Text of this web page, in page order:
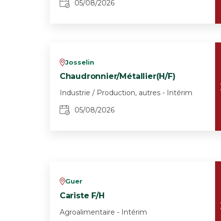
05/08/2026
vJosselin
Chaudronnier/Métallier(H/F)
Industrie / Production, autres - Intérim
05/08/2026
vGuer
Cariste F/H
Agroalimentaire - Intérim